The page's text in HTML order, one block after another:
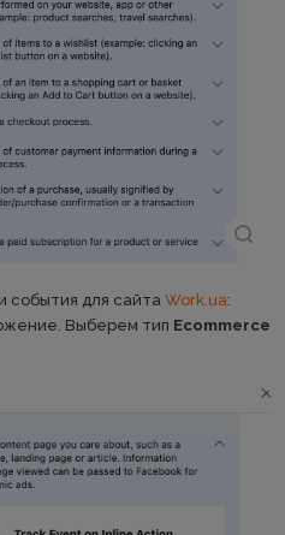
события для сайта Work.ua:
Выберем тип Ecommerce